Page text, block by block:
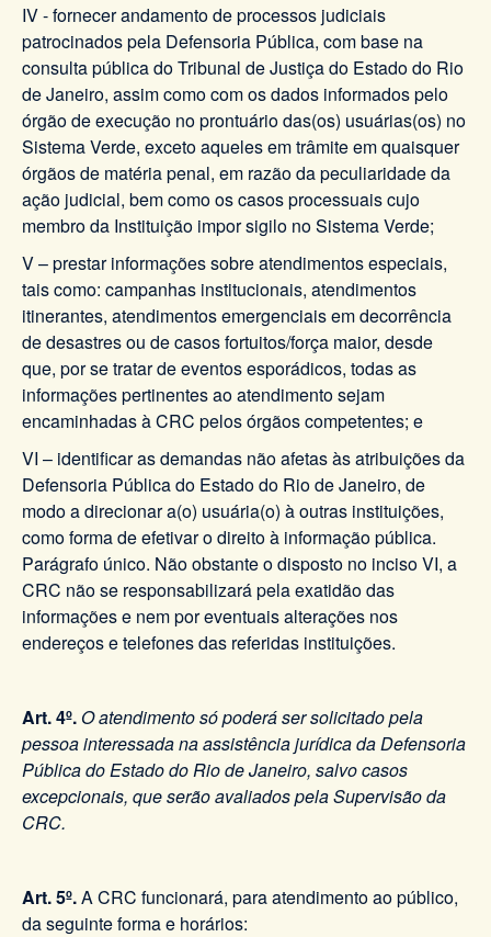
IV - fornecer andamento de processos judiciais
patrocinados pela Defensoria Pública, com base na
consulta pública do Tribunal de Justiça do Estado do Rio
de Janeiro, assim como com os dados informados pelo
órgão de execução no prontuário das(os) usuárias(os) no
Sistema Verde, exceto aqueles em trâmite em quaisquer
órgãos de matéria penal, em razão da peculiaridade da
ação judicial, bem como os casos processuais cujo
membro da Instituição impor sigilo no Sistema Verde;
V – prestar informações sobre atendimentos especiais,
tais como: campanhas institucionais, atendimentos
itinerantes, atendimentos emergenciais em decorrência
de desastres ou de casos fortuitos/força maior, desde
que, por se tratar de eventos esporádicos, todas as
informações pertinentes ao atendimento sejam
encaminhadas à CRC pelos órgãos competentes; e
VI – identificar as demandas não afetas às atribuições da
Defensoria Pública do Estado do Rio de Janeiro, de
modo a direcionar a(o) usuária(o) à outras instituições,
como forma de efetivar o direito à informação pública.
Parágrafo único. Não obstante o disposto no inciso VI, a
CRC não se responsabilizará pela exatidão das
informações e nem por eventuais alterações nos
endereços e telefones das referidas instituições.
Art. 4º.O atendimento só poderá ser solicitado pela
pessoa interessada na assistência jurídica da Defensoria
Pública do Estado do Rio de Janeiro, salvo casos
excepcionais, que serão avaliados pela Supervisão da
CRC.
Art. 5º.A CRC funcionará, para atendimento ao público,
da seguinte forma e horários: